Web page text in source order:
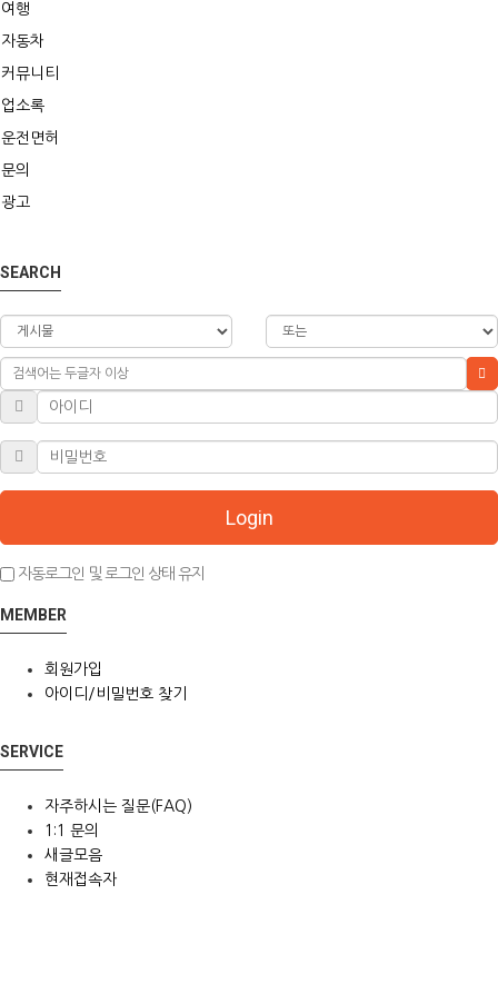
여행
자동차
커뮤니티
업소록
운전면허
문의
광고
SEARCH
Login
자동로그인 및 로그인 상태 유지
MEMBER
회원가입
아이디/비밀번호 찾기
SERVICE
자주하시는 질문(FAQ)
1:1 문의
새글모음
현재접속자